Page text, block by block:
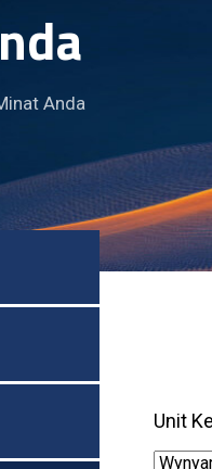
Anda
Unit